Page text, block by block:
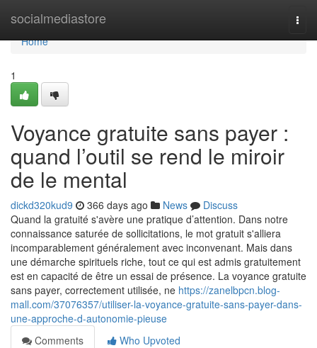
socialmediastore
Home
Home
1
Voyance gratuite sans payer :
quand l’outil se rend le miroir
de le mental
dickd320kud9 366 days ago News
Discuss
Quand la gratuité s'avère une pratique d’attention. Dans notre
connaissance saturée de sollicitations, le mot gratuit s'alliera
incomparablement généralement avec inconvenant. Mais dans
une démarche spirituels riche, tout ce qui est admis gratuitement
est en capacité de être un essai de présence. La voyance gratuite
sans payer, correctement utilisée, ne https://zanelbpcn.blog-
mall.com/37076357/utiliser-la-voyance-gratuite-sans-payer-dans-
une-approche-d-autonomie-pieuse
Comments
Who Upvoted